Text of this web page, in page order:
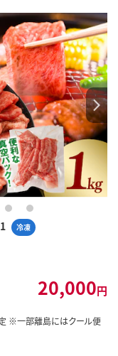
冷凍
7 8
20,000円
※一部離島にはクール便